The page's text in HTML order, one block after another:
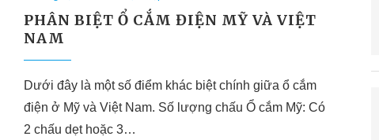
PHÂN BIỆT Ổ CẮM ĐIỆN MỸ VÀ VIỆT
NAM
Dưới đây là một số điểm khác biệt chính giữa ổ cắm
điện ở Mỹ và Việt Nam. Số lượng chấu Ổ cắm Mỹ: Có
2 chấu dẹt hoặc 3…